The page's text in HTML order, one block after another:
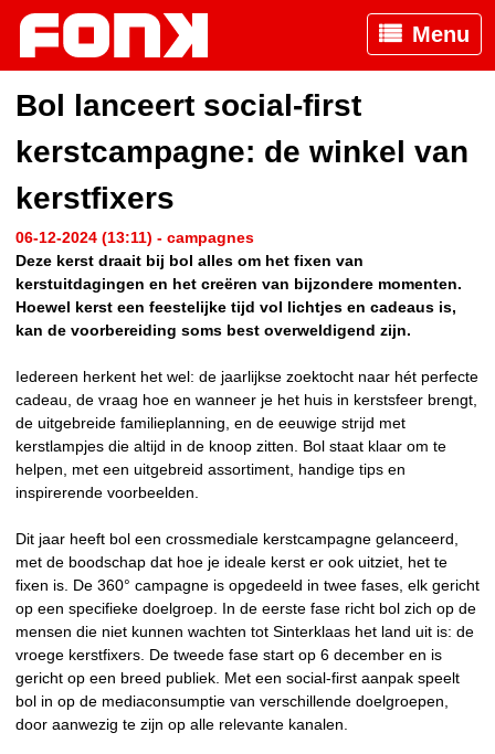
Menu
Bol lanceert social-first
kerstcampagne: de winkel van
kerstfixers
06-12-2024 (13:11) - campagnes
Deze kerst draait bij bol alles om het fixen van
kerstuitdagingen en het creëren van bijzondere momenten.
Hoewel kerst een feestelijke tijd vol lichtjes en cadeaus is,
kan de voorbereiding soms best overweldigend zijn.
Iedereen herkent het wel: de jaarlijkse zoektocht naar hét perfecte
cadeau, de vraag hoe en wanneer je het huis in kerstsfeer brengt,
de uitgebreide familieplanning, en de eeuwige strijd met
kerstlampjes die altijd in de knoop zitten. Bol staat klaar om te
helpen, met een uitgebreid assortiment, handige tips en
inspirerende voorbeelden.
Dit jaar heeft bol een crossmediale kerstcampagne gelanceerd,
met de boodschap dat hoe je ideale kerst er ook uitziet, het te
fixen is. De 360° campagne is opgedeeld in twee fases, elk gericht
op een specifieke doelgroep. In de eerste fase richt bol zich op de
mensen die niet kunnen wachten tot Sinterklaas het land uit is: de
vroege kerstfixers. De tweede fase start op 6 december en is
gericht op een breed publiek. Met een social-first aanpak speelt
bol in op de mediaconsumptie van verschillende doelgroepen,
door aanwezig te zijn op alle relevante kanalen.